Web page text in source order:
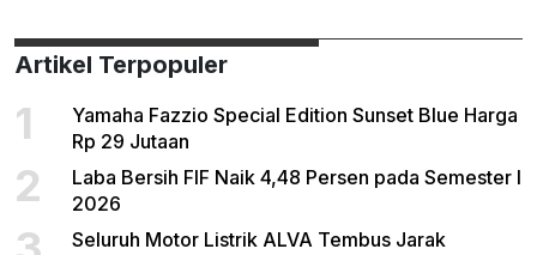
Artikel Terpopuler
1
Yamaha Fazzio Special Edition Sunset Blue Harga
Rp 29 Jutaan
2
Laba Bersih FIF Naik 4,48 Persen pada Semester I
2026
Seluruh Motor Listrik ALVA Tembus Jarak